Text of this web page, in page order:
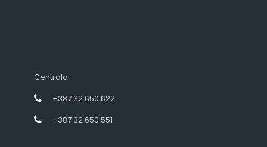
Centrala
+387 32 650 622
+387 32 650 551